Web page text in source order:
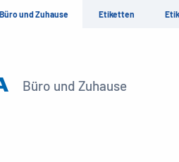
Büro und Zuhause Etiketten
Büro und Zuhause